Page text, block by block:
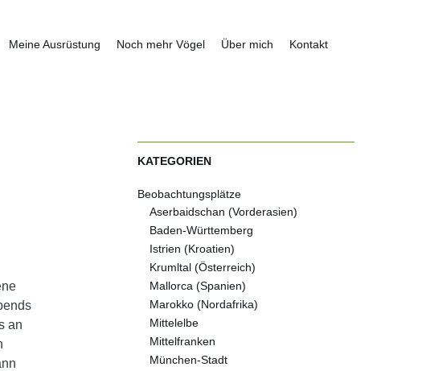
Meine Ausrüstung Noch mehr Vögel Über mich Kontakt
an
KATEGORIEN
Beobachtungsplätze
Aserbaidschan (Vorderasien)
Baden-Württemberg
Istrien (Kroatien)
Krumltal (Österreich)
Mallorca (Spanien)
Marokko (Nordafrika)
Mittelelbe
Mittelfranken
München-Stadt